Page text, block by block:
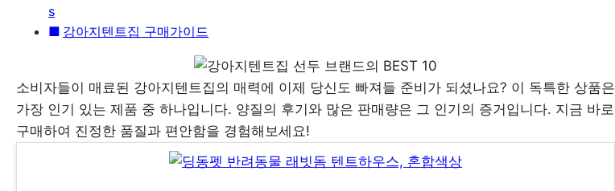
s
강아지텐트집 구매가이드
소비자들이 매료된 강아지텐트집의 매력에 이제 당신도 빠져들 준비가 되셨나요? 이 독특한 상품은
가장 인기 있는 제품 중 하나입니다. 양질의 후기와 많은 판매량은 그 인기의 증거입니다. 지금 바로
구매하여 진정한 품질과 편안함을 경험해보세요!